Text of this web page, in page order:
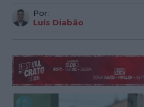
Por:
Luís Diabão